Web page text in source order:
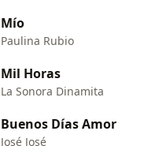
Mío
Paulina Rubio
Mil Horas
La Sonora Dinamita
Buenos Días Amor
José José